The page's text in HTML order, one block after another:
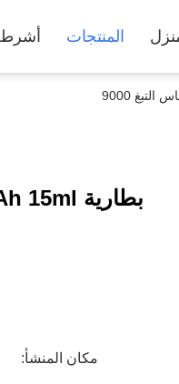
المنتجات
مكان المنشأ: